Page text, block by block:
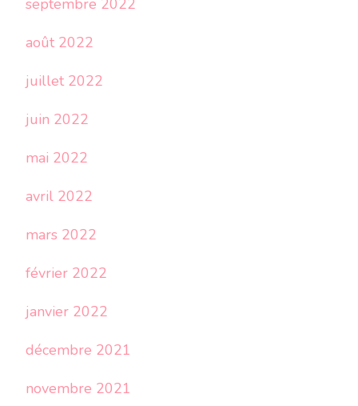
septembre 2022
août 2022
juillet 2022
juin 2022
mai 2022
avril 2022
mars 2022
février 2022
janvier 2022
décembre 2021
novembre 2021